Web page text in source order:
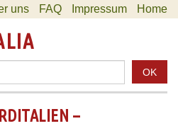
uns FAQ Impressum Home
OK
–